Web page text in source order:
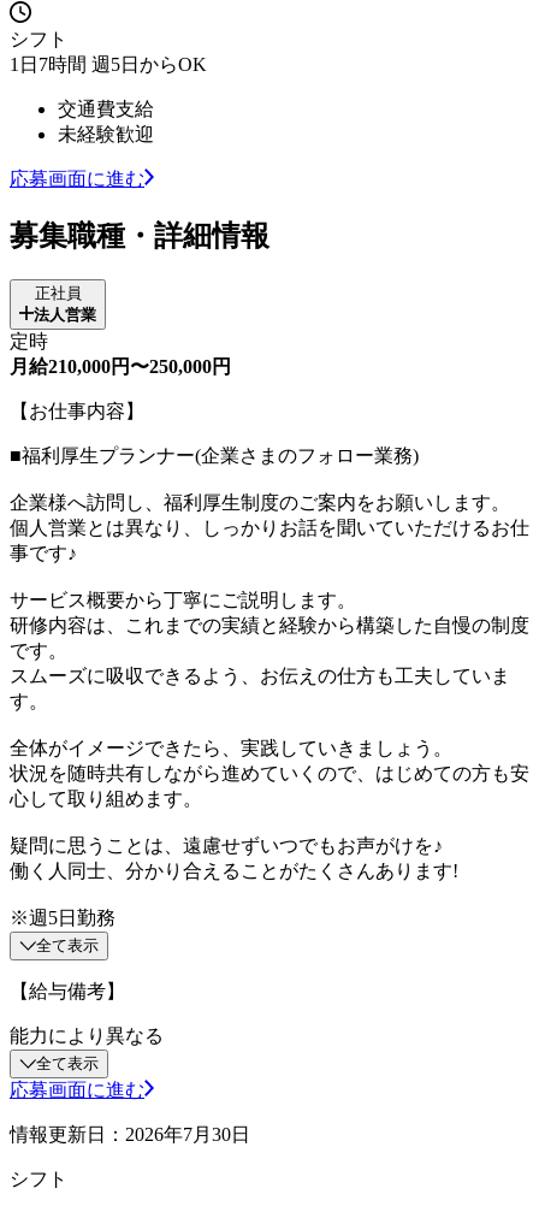
シフト
1日7時間 週5日からOK
交通費支給
未経験歓迎
応募画面に進む
募集職種・詳細情報
正社員
法人営業
定時
月給210,000円〜250,000円
【お仕事内容】
■福利厚生プランナー(企業さまのフォロー業務)
企業様へ訪問し、福利厚生制度のご案内をお願いします。
個人営業とは異なり、しっかりお話を聞いていただけるお仕
事です♪
サービス概要から丁寧にご説明します。
研修内容は、これまでの実績と経験から構築した自慢の制度
です。
スムーズに吸収できるよう、お伝えの仕方も工夫していま
す。
全体がイメージできたら、実践していきましょう。
状況を随時共有しながら進めていくので、はじめての方も安
心して取り組めます。
疑問に思うことは、遠慮せずいつでもお声がけを♪
働く人同士、分かり合えることがたくさんあります!
※週5日勤務
全て表示
【給与備考】
能力により異なる
全て表示
応募画面に進む
情報更新日：2026年7月30日
シフト